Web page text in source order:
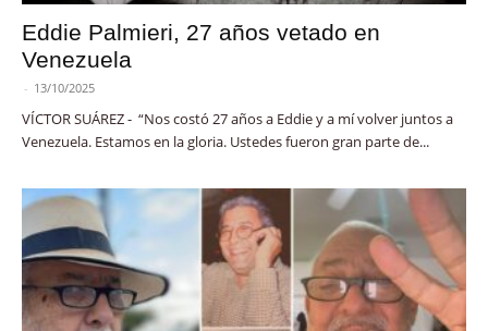
Eddie Palmieri, 27 años vetado en
Venezuela
- 13/10/2025
VÍCTOR SUÁREZ - “Nos costó 27 años a Eddie y a mí volver juntos a
Venezuela. Estamos en la gloria. Ustedes fueron gran parte de...